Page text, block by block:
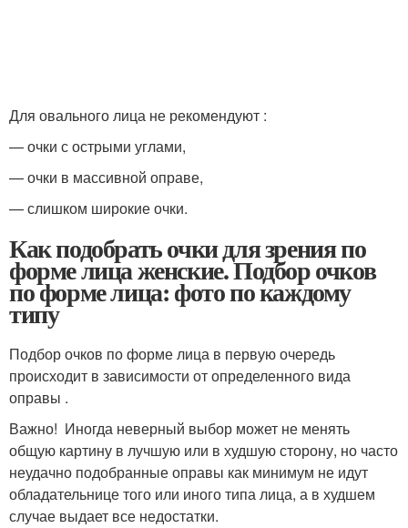
Для овального лица не рекомендуют :
— очки с острыми углами,
— очки в массивной оправе,
— слишком широкие очки.
Как подобрать очки для зрения по
форме лица женские. Подбор очков
по форме лица: фото по каждому
типу
Подбор очков по форме лица в первую очередь
происходит в зависимости от определенного вида
оправы .
Важно! Иногда неверный выбор может не менять
общую картину в лучшую или в худшую сторону, но часто
неудачно подобранные оправы как минимум не идут
обладательнице того или иного типа лица, а в худшем
случае выдает все недостатки.